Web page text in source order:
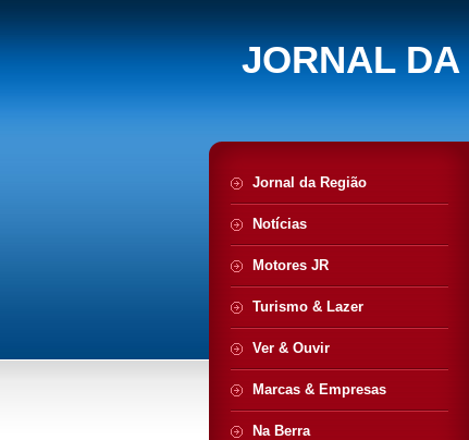
JORNAL
Jornal da Região
Notícias
Motores JR
Turismo & Lazer
Ver & Ouvir
Marcas & Empresas
Na Berra